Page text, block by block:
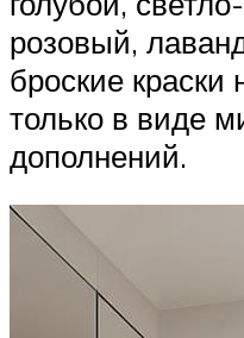
розовый,
броские краски
только в виде
дополнений.